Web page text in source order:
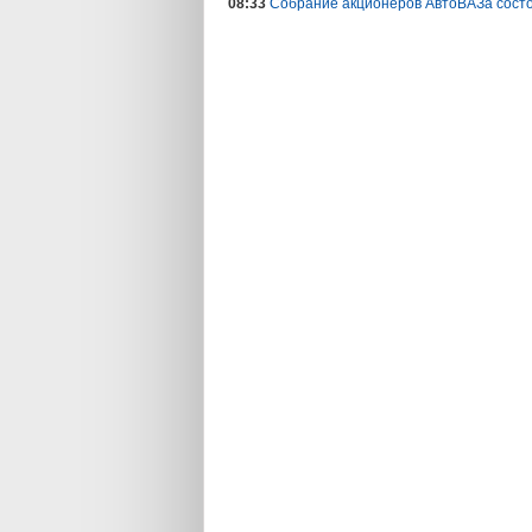
08:33 Собрание акционеров АвтоВАЗа